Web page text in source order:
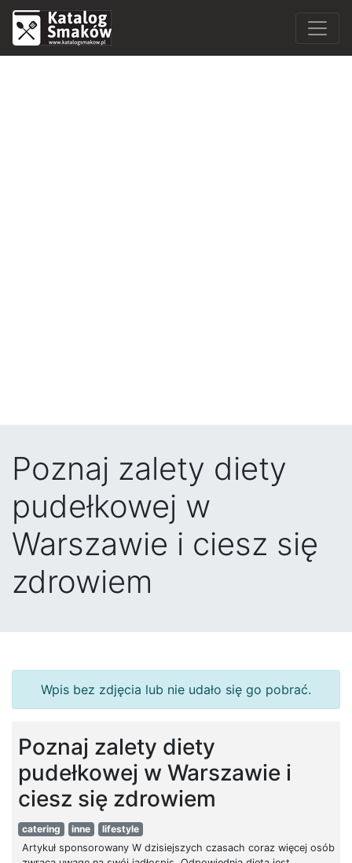
Poznaj zalety diety
pudełkowej w
Warszawie i ciesz się
zdrowiem
Wpis bez zdjęcia lub nie udało się go pobrać.
Poznaj zalety diety
pudełkowej w Warszawie i
ciesz się zdrowiem
catering inne
lifestyle
Artykuł sponsorowany W dzisiejszych czasach coraz więcej osób